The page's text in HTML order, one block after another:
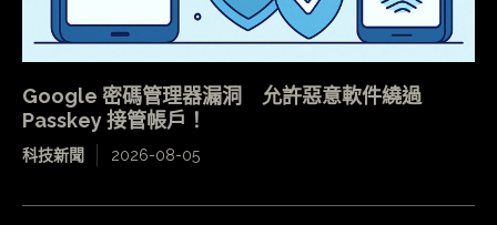
Google 密碼管理器漏洞 允許惡意軟件繞過
Passkey 接管帳戶！
科技新聞 2026-08-05